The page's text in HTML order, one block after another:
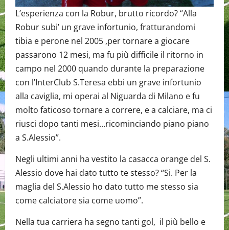
L’esperienza con la Robur, brutto ricordo? “Alla
Robur subi’ un grave infortunio, fratturandomi
tibia e perone nel 2005 ,per tornare a giocare
passarono 12 mesi, ma fu più difficile il ritorno in
campo nel 2000 quando durante la preparazione
con l’InterClub S.Teresa ebbi un grave infortunio
alla caviglia, mi operai al Niguarda di Milano e fu
molto faticoso tornare a correre, e a calciare, ma ci
riusci dopo tanti mesi…ricominciando piano piano
a S.Alessio”.
Negli ultimi anni ha vestito la casacca orange del S.
Alessio dove hai dato tutto te stesso? “Si. Per la
maglia del S.Alessio ho dato tutto me stesso sia
come calciatore sia come uomo”.
Nella tua carriera ha segno tanti gol, il più bello e